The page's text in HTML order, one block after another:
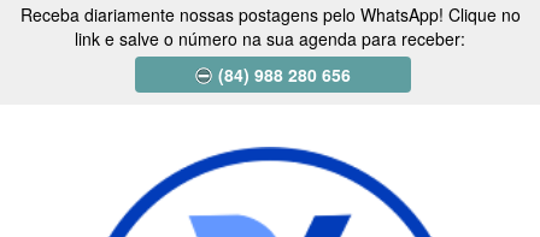
Receba diariamente nossas postagens pelo WhatsApp! Clique no
link e salve o número na sua agenda para receber:
(84) 988 280 656